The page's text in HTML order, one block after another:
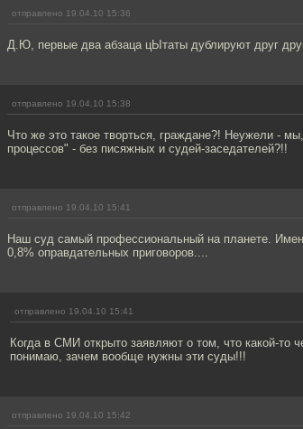
отправлено 19.04.10 15:36
Д.Ю, первые два абзаца цЫтаты дублируют друг
отправлено 19.04.10 15:38
Что же это такое творться, граждане?! Неужели -
процессов" - без писяжных и судей-заседателей?!!
отправлено 19.04.10 15:41
Наш суд самый профессиональный на планете.
0,8% оправдательных приговоров....
отправлено 19.04.10 15:41
Когда в СМИ открыто заявляют о том, что какой-то
понимаю, зачем вообще нужны эти суды!!!
отправлено 19.04.10 15:42